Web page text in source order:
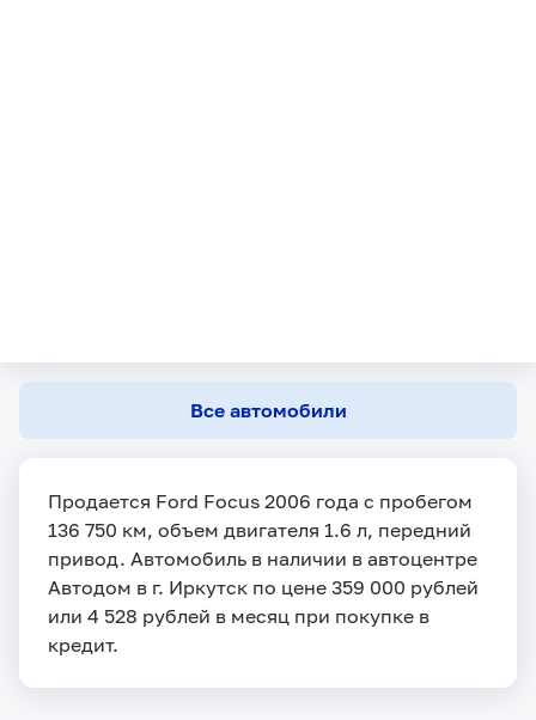
Все автомобили
Продается Ford Focus 2006 года с пробегом
136 750 км, объем двигателя 1.6 л, передний
привод. Автомобиль в наличии в автоцентре
Автодом в г. Иркутск по цене 359 000 рублей
или 4 528 рублей в месяц при покупке в
кредит.